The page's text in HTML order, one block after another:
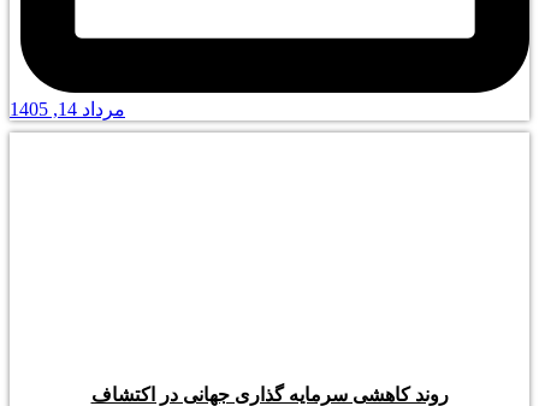
مرداد 14, 1405
روند کاهشی سرمایه گذاری جهانی در اکتشاف